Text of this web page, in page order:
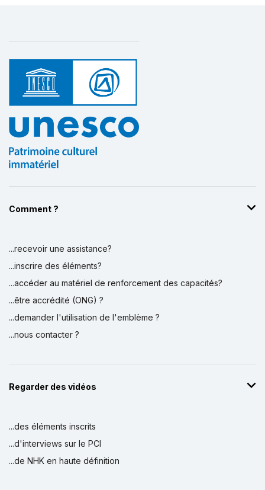
Comment ?
...recevoir une assistance?
...inscrire des éléments?
...accéder au matériel de renforcement des capacités?
...être accrédité (ONG) ?
...demander l'utilisation de l'emblème ?
...nous contacter ?
Regarder des vidéos
...des éléments inscrits
...d'interviews sur le PCI
...de NHK en haute définition